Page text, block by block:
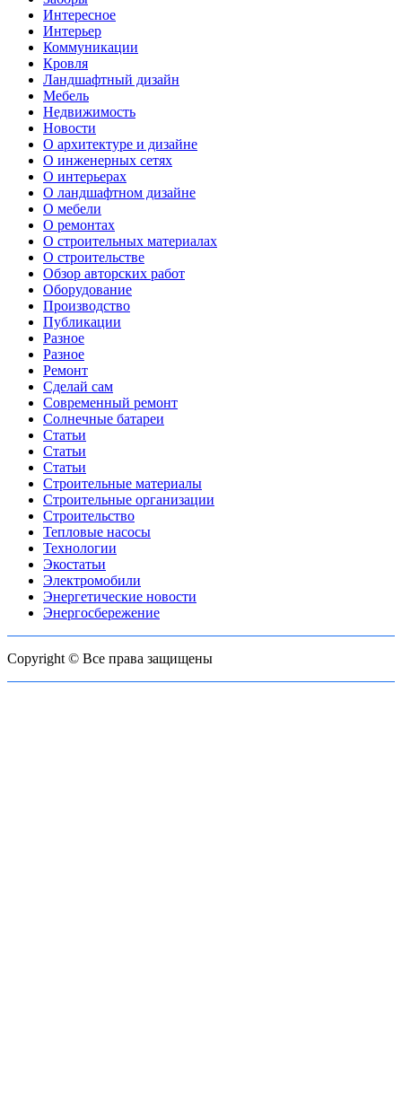
Интересное
Интерьер
Коммуникации
Кровля
Ландшафтный дизайн
Мебель
Недвижимость
Новости
О архитектуре и дизайне
О инженерных сетях
О интерьерах
О ландшафтном дизайне
О мебели
О ремонтах
О строительных материалах
О строительстве
Обзор авторских работ
Оборудование
Производство
Публикации
Разное
Разное
Ремонт
Сделай сам
Современный ремонт
Солнечные батареи
Статьи
Статьи
Статьи
Строительные материалы
Строительные организации
Строительство
Тепловые насосы
Технологии
Экостатьи
Электромобили
Энергетические новости
Энергосбережение
Copyright © Все права защищены